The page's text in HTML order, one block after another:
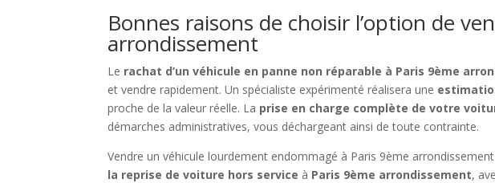
Bonnes raisons de choisir l’option de
arrondissement
Le rachat d’un véhicule en panne non réparable à Paris 9ème
et vendre rapidement. Un spécialiste expérimenté réalisera une
proche de la valeur réelle. La prise en charge complète de votre
démarches administratives, vous déchargeant ainsi de toute contrainte.
Vendre un véhicule lourdement endommagé à Paris 9ème
la reprise de voiture hors service à Paris 9ème arrondissement,